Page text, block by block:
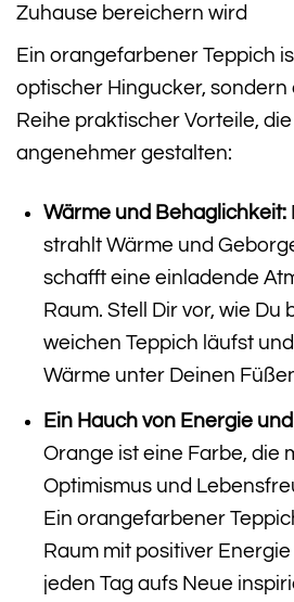
Zuhause bereichern wird
Ein orangefarbener Teppich
optischer Hingucker,
Reihe praktischer Vorteile,
angenehmer gestalten:
Wärme und Behaglichkeit:
strahlt Wärme und
schafft eine einladende
Raum. Stell Dir vor, wie Du
weichen Teppich läufst
Wärme unter Deinen
Ein Hauch von Energie
Orange ist eine Farbe, die
Optimismus und
Ein orangefarbener
Raum mit positiver
jeden Tag aufs Neue